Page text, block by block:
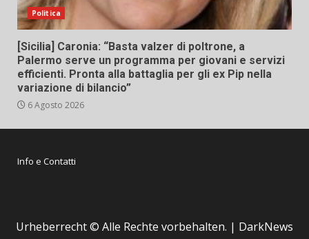
Politica
[Sicilia] Caronia: “Basta valzer di poltrone, a
Palermo serve un programma per giovani e servizi
efficienti. Pronta alla battaglia per gli ex Pip nella
variazione di bilancio”
6 Agosto 2026
Info e Contatti
Urheberrecht © Alle Rechte vorbehalten. | DarkNews